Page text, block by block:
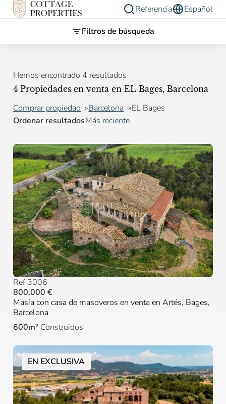
Referencia
Español
Filtros de búsqueda
Hemos encontrado 4 resultados
4 Propiedades en venta en EL Bages, Barcelona
Comprar propiedad Barcelona
EL Bages
Ordenar resultadosMás reciente
Ref 3006
800.000 €
Masía con casa de masoveros en venta en Artés, Bages,
Barcelona
600m² Construidos
EN EXCLUSIVA